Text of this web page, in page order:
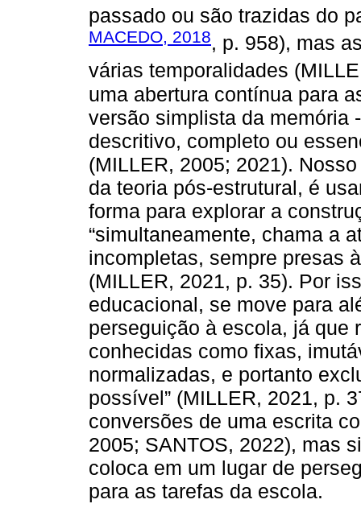
passado ou são trazidas do
MACEDO, 2018, p. 958), mas
várias temporalidades
uma abertura contínua para
versão simplista da memória
descritivo, completo ou
(MILLER, 2005; 2021).
da teoria pós-estrutural, é
forma para explorar a
“simultaneamente, chama a
incompletas, sempre presas
(MILLER, 2021, p. 35). Por
educacional, se move para
perseguição à escola, já que
conhecidas como fixas,
normalizadas, e portanto
possível” (MILLER, 2021, p.
conversões de uma escrita
2005; SANTOS, 2022), mas
coloca em um lugar de
para as tarefas da escola.